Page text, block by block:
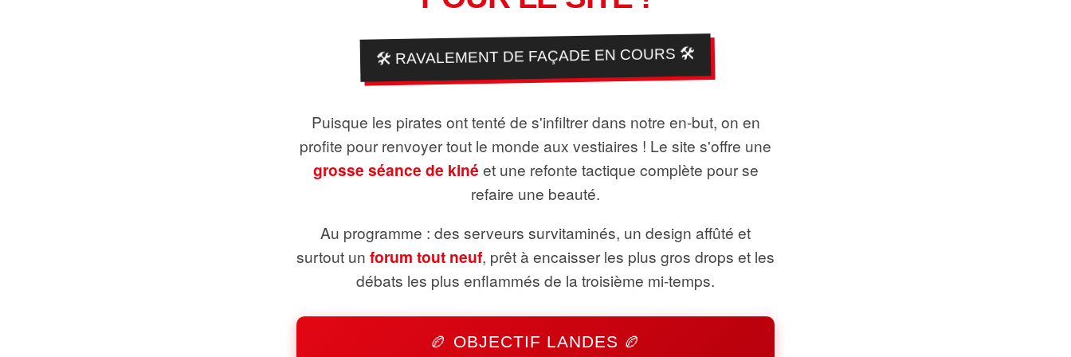
🛠️ RAVALEMENT DE FAÇADE EN COURS 🛠️
Puisque les pirates ont tenté de s'infiltrer dans notre en-but, on en
profite pour renvoyer tout le monde aux vestiaires ! Le site s'offre une
grosse séance de kiné et une refonte tactique complète pour se
refaire une beauté.
Au programme : des serveurs survitaminés, un design affûté et
surtout un forum tout neuf, prêt à encaisser les plus gros drops et les
débats les plus enflammés de la troisième mi-temps.
🏉 OBJECTIF LANDES 🏉